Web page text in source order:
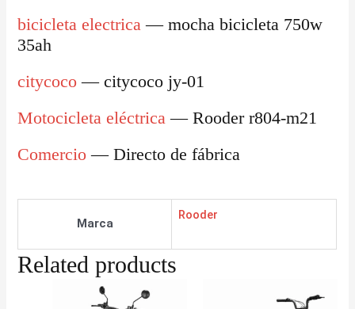
bicicleta electrica — mocha bicicleta 750w
35ah
citycoco — citycoco jy-01
Motocicleta eléctrica — Rooder r804-m21
Comercio — Directo de fábrica
Marca
Rooder
Related products